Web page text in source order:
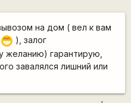
на дом ( вел к вам
;D ), залог
желанию) гарантирую,
завалялся лишний или